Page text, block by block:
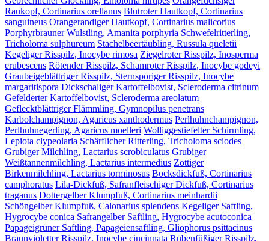
Raukopf, Cortinarius orellanus Blutroter Hautkopf, Cortinarius
sanguineus Orangerandiger Hautkopf, Cortinarius malicorius
Porphyrbrauner Wulstling, Amanita porphyria Schwefelritterling,
Tricholoma sulphureum Stachelbeertäubling, Russula queletii
Kegeliger Risspilz, Inocybe rimosa Ziegelroter Risspilz, Inosperma
erubescens Rötender Risspilz, Schamroter Risspilz, Inocybe godeyi
Graubeigeblättriger Risspilz, Sternsporiger Risspilz, Inocybe
margaritispora Dickschaliger Kartoffelbovist, Scleroderma citrinum
Gefelderter Kartoffelbovist, Scleroderma areolatum
Geflecktblättriger Flämmling, Gymnopilus penetrans
Karbolchampignon, Agaricus xanthodermus Perlhuhnchampignon,
Perlhuhnegerling, Agaricus moelleri Wolliggestiefelter Schirmling,
Lepiota clypeolaria Schärflicher Ritterling, Tricholoma sciodes
Grubiger Milchling, Lactarius scrobiculatus Grubiger
Weißtannenmilchling, Lactarius intermedius Zottiger
Birkenmilchling, Lactarius torminosus Bocksdickfuß, Cortinarius
camphoratus Lila-Dickfuß, Safranfleischiger Dickfuß, Cortinarius
traganus Dottergelber Klumpfuß, Cortinarius meinhardii
Schöngelber Klumpfuß, Calonarius splendens Kegeliger Saftling,
Hygrocybe conica Safrangelber Saftling, Hygrocybe acutoconica
Papageigrüner Saftling, Papageiensaftling, Gliophorus psittacinus
Braunvioletter Risspilz, Inocybe cincinnata Rübenfüßiger Risspilz,